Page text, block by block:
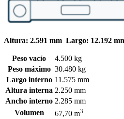
Altura: 2.591 mm Largo: 12.192
Peso vacío
4.500 kg
Peso máximo 30.480 kg
Largo interno 11.575 mm
Altura interna 2.250 mm
Ancho interno 2.285 mm
Volumen
67,70 m3